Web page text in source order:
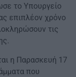
το Υπουργείο
επιπλέον χρόνο
τις
η Παρασκευή 17
που